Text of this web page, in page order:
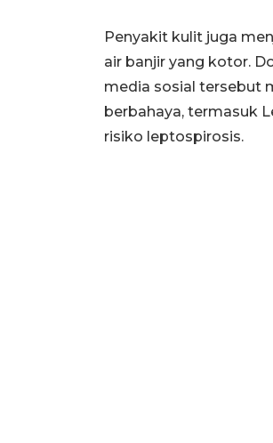
Penyakit kulit juga
air banjir yang kotor.
media sosial tersebut
berbahaya, termasuk
risiko leptospirosis.